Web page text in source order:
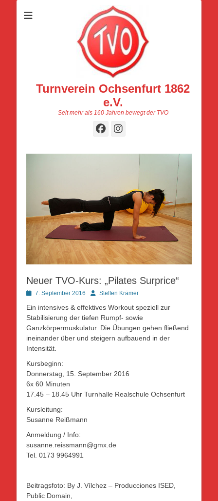
Turnverein Ochsenfurt 1862
e.V.
Seit mehr als 160 Jahren bewegt der TVO
Facebook
Instagram
Neuer TVO-Kurs: „Pilates Surprice“
Posted7. September 2016 AutorSteffen Krämer
Ein intensives & effektives Workout speziell zur
Stabilisierung der tiefen Rumpf- sowie
Ganzkörpermuskulatur. Die Übungen gehen fließend
ineinander über und steigern aufbauend in der
Intensität.
Kursbeginn:
Donnerstag, 15. September 2016
6x 60 Minuten
17.45 – 18.45 Uhr Turnhalle Realschule Ochsenfurt
Kursleitung:
Susanne Reißmann
Anmeldung / Info:
susanne.reissmann@gmx.de
Tel. 0173 9964991
Beitragsfoto: By J. Vílchez – Producciones ISED,
Public Domain,